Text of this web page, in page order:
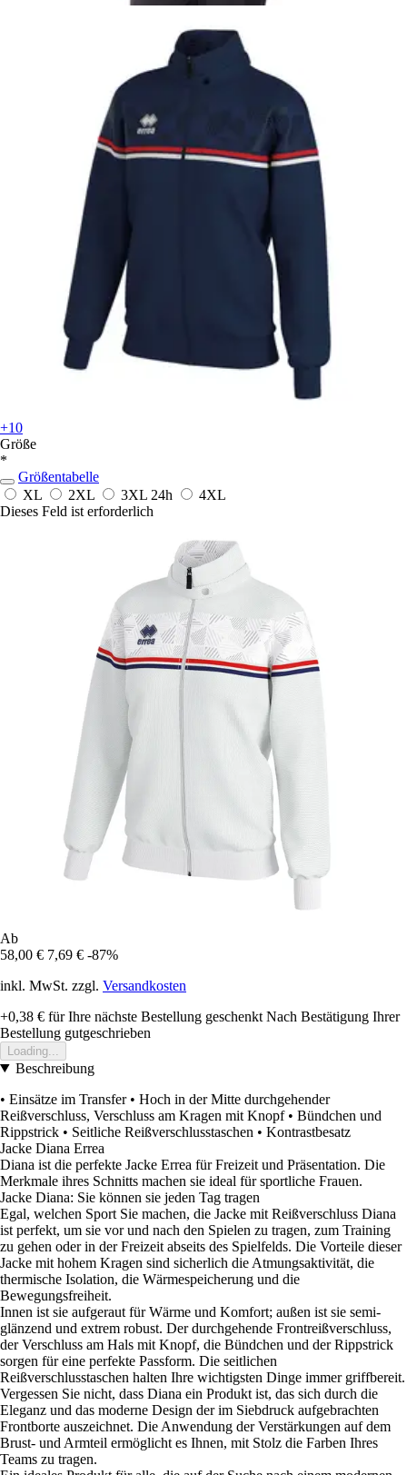
+10
Größe
*
Größentabelle
XL
2XL 3XL 24h
4XL
Dieses Feld ist erforderlich
Ab
58,00 € 7,69 € -87%
inkl. MwSt. zzgl. Versandkosten
+0,38 € für Ihre nächste Bestellung geschenkt Nach Bestätigung Ihrer
Bestellung gutgeschrieben
Loading...
Beschreibung
• Einsätze im Transfer • Hoch in der Mitte durchgehender
Reißverschluss, Verschluss am Kragen mit Knopf • Bündchen und
Rippstrick • Seitliche Reißverschlusstaschen • Kontrastbesatz
Jacke Diana Errea
Diana ist die perfekte Jacke Errea für Freizeit und Präsentation. Die
Merkmale ihres Schnitts machen sie ideal für sportliche Frauen.
Jacke Diana: Sie können sie jeden Tag tragen
Egal, welchen Sport Sie machen, die Jacke mit Reißverschluss Diana
ist perfekt, um sie vor und nach den Spielen zu tragen, zum Training
zu gehen oder in der Freizeit abseits des Spielfelds. Die Vorteile dieser
Jacke mit hohem Kragen sind sicherlich die Atmungsaktivität, die
thermische Isolation, die Wärmespeicherung und die
Bewegungsfreiheit.
Innen ist sie aufgeraut für Wärme und Komfort; außen ist sie semi-
glänzend und extrem robust. Der durchgehende Frontreißverschluss,
der Verschluss am Hals mit Knopf, die Bündchen und der Rippstrick
sorgen für eine perfekte Passform. Die seitlichen
Reißverschlusstaschen halten Ihre wichtigsten Dinge immer griffbereit.
Vergessen Sie nicht, dass Diana ein Produkt ist, das sich durch die
Eleganz und das moderne Design der im Siebdruck aufgebrachten
Frontborte auszeichnet. Die Anwendung der Verstärkungen auf dem
Brust- und Armteil ermöglicht es Ihnen, mit Stolz die Farben Ihres
Teams zu tragen.